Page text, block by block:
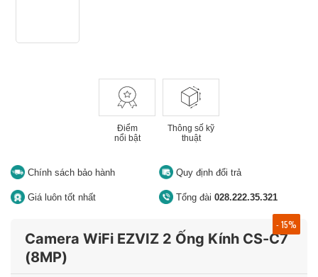
Điểm
nổi bật
Thông số kỹ
thuật
Chính sách bảo hành Quy định đổi trả
Giá luôn tốt nhất Tổng đài 028.222.35.321
Camera WiFi EZVIZ 2 Ống Kính CS-C7
(8MP)
- 15%